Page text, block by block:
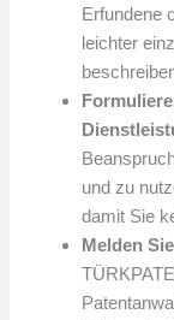
Erfundene
leichter
und zu
damit Sie
Melden